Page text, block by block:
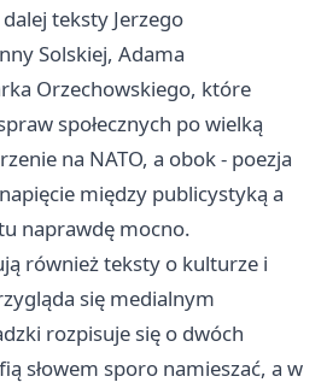
teksty Jerzego
Solskiej, Adama
Orzechowskiego, które
społecznych po wielką
na NATO, a obok - poezja
między publicystyką a
naprawdę mocno.
również teksty o kulturze i
się medialnym
rozpisuje się o dwóch
słowem sporo namieszać, a w